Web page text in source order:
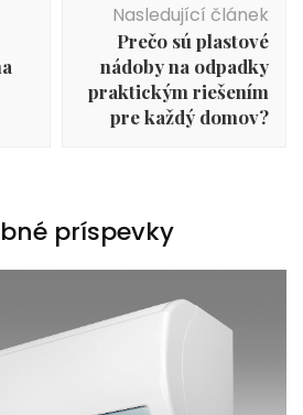
Nasledující článek
Prečo sú plastové
nádoby na odpadky
praktickým riešením
pre každý domov?
príspevky